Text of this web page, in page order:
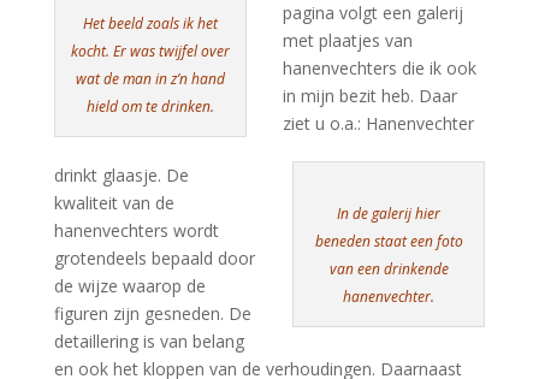
Het beeld zoals ik het
kocht. Er was twijfel over
wat de man in z’n hand
hield om te drinken.
In de galerij hier
beneden staat een foto
van een drinkende
hanenvechter.
pagina volgt een galerij
met plaatjes van
hanenvechters die ik ook
in mijn bezit heb. Daar
ziet u o.a.: Hanenvechter
drinkt glaasje. De
kwaliteit van de
hanenvechters wordt
grotendeels bepaald door
de wijze waarop de
figuren zijn gesneden. De
detaillering is van belang
en ook het kloppen van de verhoudingen. Daarnaast